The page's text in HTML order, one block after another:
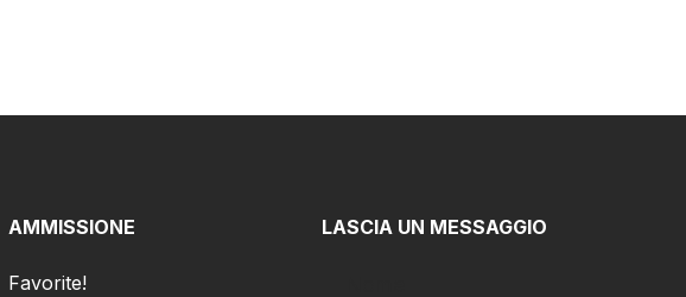
AMMISSIONE
Favorite!
LASCIA UN MESSAGGIO